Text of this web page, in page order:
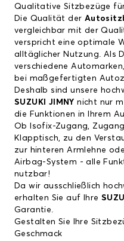
Qualitative Sitzbezüge für
Die Qualität der
vergleichbar mit der
verspricht eine optimale
alltäglicher Nutzung. Als
verschiedene
bei maßgefertigten
Deshalb sind unsere
SUZUKI JIMNY nicht nur
die Funktionen in Ihrem
Ob Isofix-Zugang,
Klapptisch, zu den
zur hinteren Armlehne
Airbag-System - alle
nutzbar!
Da wir ausschließlich
erhalten Sie auf Ihre
Garantie.
Gestalten Sie Ihre
Geschmack